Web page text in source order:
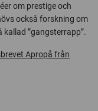
om prestige och
också forskning om
”gangsterrapp”.
Apropå från